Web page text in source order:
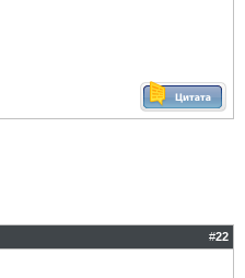
#22